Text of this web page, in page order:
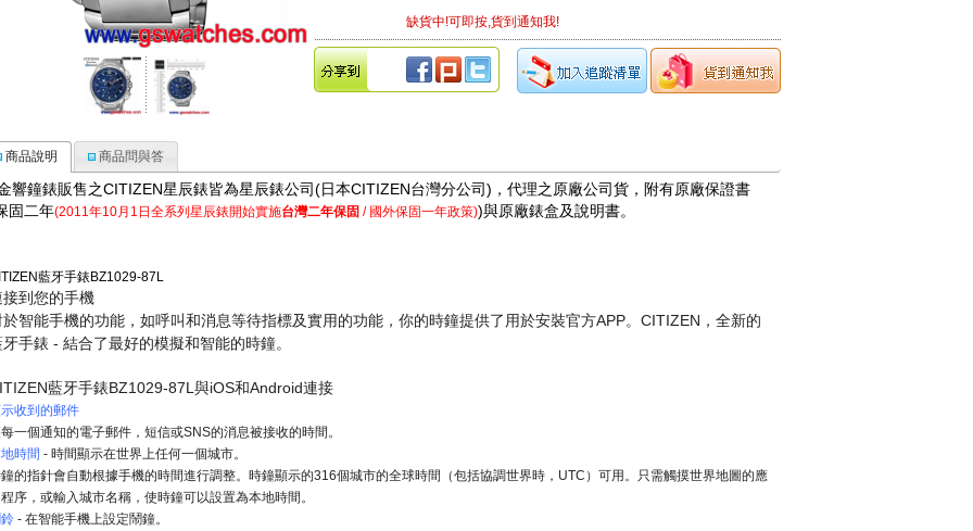
缺貨中!可即按,貨到通知我!
商品說明 商品問與答
響鐘錶販售之CITIZEN星辰錶皆為星辰錶公司(日本CITIZEN台灣分公司)，代理之原廠公司貨，附有原廠保證書
固二年(2011年10月1日全系列星辰錶開始實施台灣二年保固 / 國外保固一年政策))與原廠錶盒及說明書。
藍牙手錶BZ1029-87L
接到您的手機
於智能手機的功能，如呼叫和消息等待指標及實用的功能，你的時鐘提供了用於安裝官方APP。 CITIZEN ，全新的
牙手錶 - 結合了最好的模擬和智能的時鐘。
藍牙手錶BZ1029-87L 與iOS和Android連接
收到的郵件
一個通知的電子郵件，短信或SNS的消息被接收的時間。
時間 - 時間顯示在世界上任何一個城市。
的指針會自動根據手機的時間進行調整。時鐘顯示的316個城市的全球時間（包括協調世界時， UTC ）可用。只需觸摸世界地圖的應
序，或輸入城市名稱，使時鐘可以設置為本地時間。
- 在智能手機上設定鬧鐘。